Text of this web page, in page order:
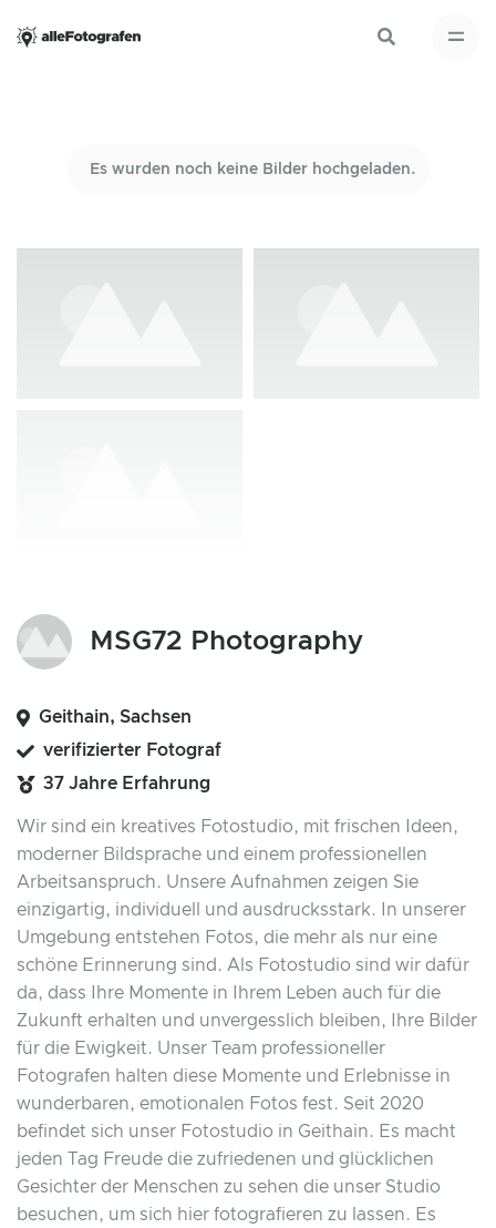
Es wurden noch keine Bilder hochgeladen.
MSG72 Photography
Geithain, Sachsen
verifizierter Fotograf
37 Jahre Erfahrung
Wir sind ein kreatives Fotostudio, mit frischen Ideen,
moderner Bildsprache und einem professionellen
Arbeitsanspruch. Unsere Aufnahmen zeigen Sie
einzigartig, individuell und ausdrucksstark. In unserer
Umgebung entstehen Fotos, die mehr als nur eine
schöne Erinnerung sind. Als Fotostudio sind wir dafür
da, dass Ihre Momente in Ihrem Leben auch für die
Zukunft erhalten und unvergesslich bleiben, Ihre Bilder
für die Ewigkeit. Unser Team professioneller
Fotografen halten diese Momente und Erlebnisse in
wunderbaren, emotionalen Fotos fest. Seit 2020
befindet sich unser Fotostudio in Geithain. Es macht
jeden Tag Freude die zufriedenen und glücklichen
Gesichter der Menschen zu sehen die unser Studio
besuchen, um sich hier fotografieren zu lassen. Es